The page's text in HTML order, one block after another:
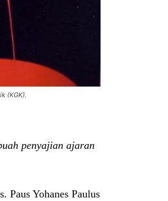
(KGK).
penyajian ajaran
Paus Yohanes Paulus